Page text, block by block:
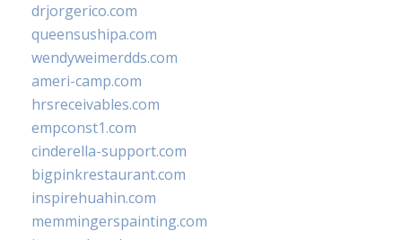
drjorgerico.com
queensushipa.com
wendyweimerdds.com
ameri-camp.com
hrsreceivables.com
empconst1.com
cinderella-support.com
bigpinkrestaurant.com
inspirehuahin.com
memmingerspainting.com